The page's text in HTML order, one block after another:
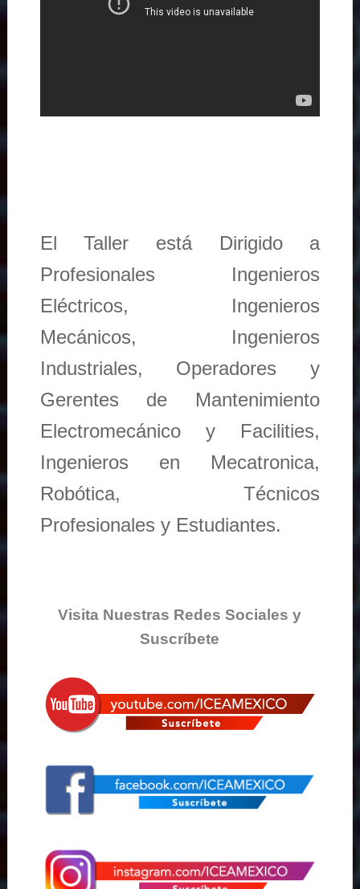
El Taller está Dirigido a
Profesionales Ingenieros
Eléctricos, Ingenieros
Mecánicos, Ingenieros
Industriales, Operadores y
Gerentes de Mantenimiento
Electromecánico y Facilities,
Ingenieros en Mecatronica,
Robótica, Técnicos
Profesionales y Estudiantes.
Visita Nuestras Redes Sociales y
Suscríbete